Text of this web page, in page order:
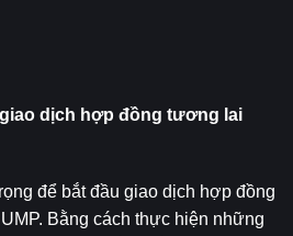
dịch hợp đồng tương lai
để bắt đầu giao dịch hợp đồng
Bằng cách thực hiện những